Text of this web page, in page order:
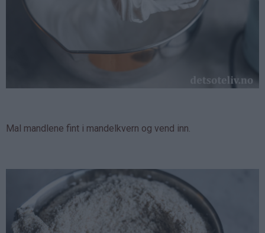
Mal mandlene fint i mandelkvern og vend inn.